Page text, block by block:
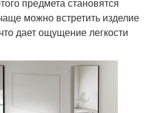
можно встретить изделие
дает ощущение легкости